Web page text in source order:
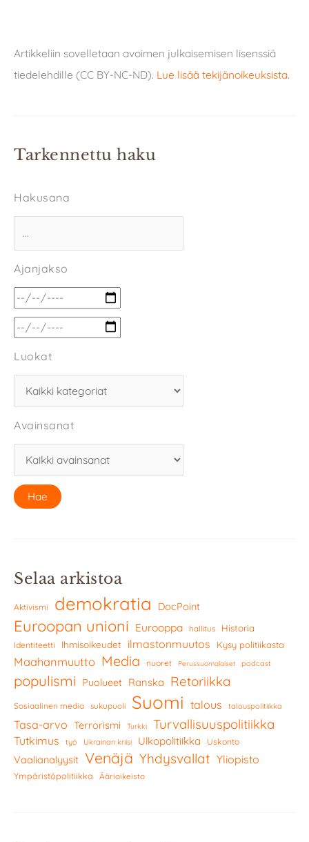
Artikkeliin sovelletaan avoimen julkaisemisen lisenssiä
tiedelehdille (CC BY-NC-ND). Lue lisää tekijänoikeuksista.
Tarkennettu haku
Hakusana
Ajanjakso
Luokat
Avainsanat
Selaa arkistoa
Aktivismi demokratia DocPoint
Euroopan unioni Eurooppa hallitus Historia
Identiteetti Ihmisoikeudet ilmastonmuutos Kysy politiikasta
Maahanmuutto Media nuoret Perussuomalaiset podcast
populismi Puolueet Ranska Retoriikka
Sosiaalinen media sukupuoli Suomi talous talouspolitiikka
Tasa-arvo Terrorismi Turkki Turvallisuuspolitiikka
Tutkimus työ Ukrainan kriisi Ulkopolitiikka Uskonto
Vaalianalyysit Venäjä Yhdysvallat Yliopisto
Ympäristöpolitiikka Äärioikeisto